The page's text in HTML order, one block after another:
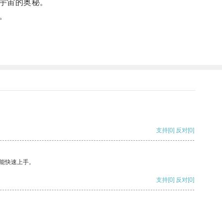
的奥秘。
支持[0] 反对[0]
快速上手。
支持[0] 反对[0]